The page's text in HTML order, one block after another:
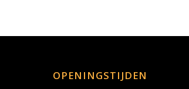
OPENINGSTIJDEN